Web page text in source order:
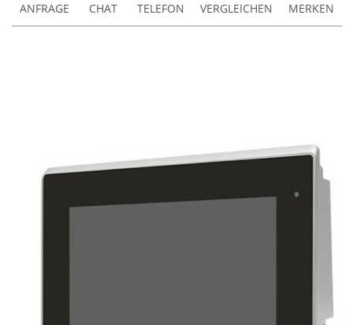
ANFRAGE CHAT TELEFON VERGLEICHEN MERKEN